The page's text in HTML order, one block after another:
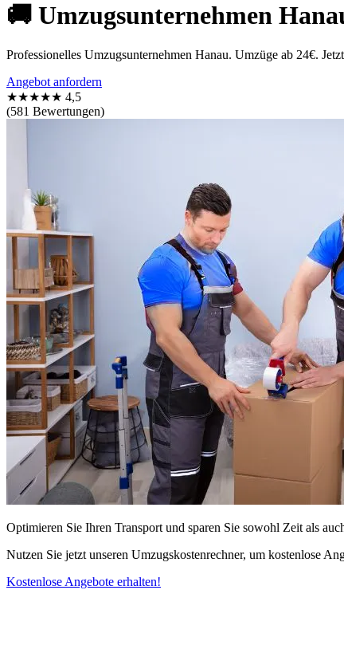
🚚 Umzugsunternehmen
Professionelles Umzugsunternehmen Hanau. Umzüge ab 24€.
Angebot anfordern
★★★★★ 4,5
(581 Bewertungen)
Optimieren Sie Ihren Transport und sparen Sie sowohl Zeit als
Nutzen Sie jetzt unseren Umzugskostenrechner, um kostenlose
Kostenlose Angebote erhalten!